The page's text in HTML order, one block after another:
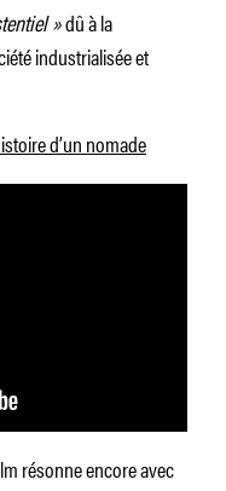
»dû à la
industrialisée et
d’un nomade
résonne encore avec